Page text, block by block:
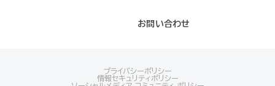
お問い合わせ
プライバシーポリシー
情報セキュリティポリシー